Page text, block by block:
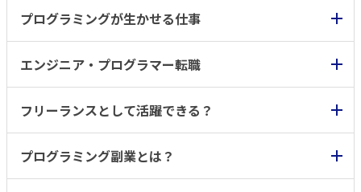
プログラミングが生かせる仕事
エンジニア・プログラマー転職
フリーランスとして活躍できる？
プログラミング副業とは？